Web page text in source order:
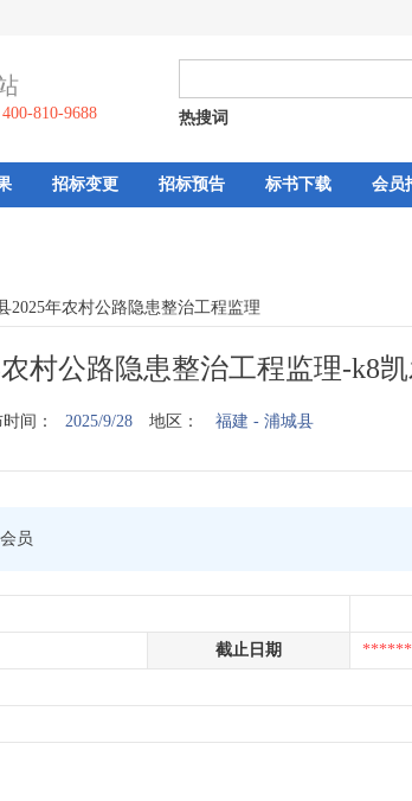
400-810-9688 热搜词
招标变更 招标预告 标书下载 会员
2025年农村公路隐患整治工程监理
村公路隐患整治工程监理-k8
间： 2025/9/28 地区： 福建 - 浦城县
员
截止日期 ******